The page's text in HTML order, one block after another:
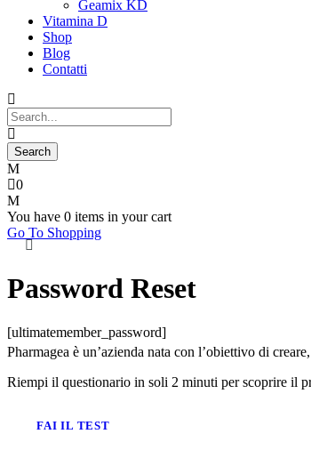
Geamix KD
Vitamina D
Shop
Blog
Contatti
0
You have 0 items in your cart
Go To Shopping
Password Reset
[ultimatemember_password]
Pharmagea è un’azienda nata con l’obiettivo di
Riempi il questionario in soli 2 minuti per scoprire il
FAI IL TEST